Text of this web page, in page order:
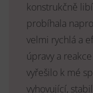
konstrukčně
probíhala
velmi rychlá a
úpravy a
vyřešilo k mé
vyhovující,